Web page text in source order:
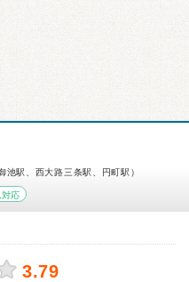
駅、西大路三条駅、円町駅）
対応
3.79